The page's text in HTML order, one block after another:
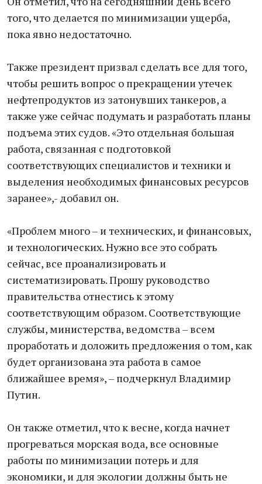
того, что делается по минимизации ущерба,
пока явно недостаточно.
Также президент призвал сделать все для того,
чтобы решить вопрос о прекращении утечек
нефтепродуктов из затонувших танкеров, а
также уже сейчас подумать и разработать планы
подъема этих судов. «Это отдельная большая
работа, связанная с подготовкой
соответствующих специалистов и техники и
выделения необходимых финансовых ресурсов
заранее»,- добавил он.
«Проблем много – и технических, и финансовых,
и технологических. Нужно все это собрать
сейчас, все проанализировать и
систематизировать. Прошу руководство
правительства отнестись к этому
соответствующим образом. Соответствующие
службы, министерства, ведомства – всем
проработать и доложить предложения о том, как
будет организована эта работа в самое
ближайшее время», – подчеркнул Владимир
Путин.
Он также отметил, что к весне, когда начнет
прогреваться морская вода, все основные
работы по минимизации потерь и для
экономики, и для экологии должны быть не